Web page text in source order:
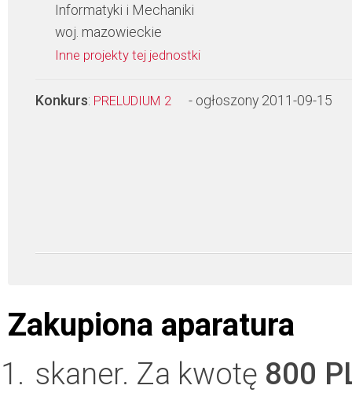
Informatyki i Mechaniki
woj. mazowieckie
Inne projekty tej jednostki
Konkurs: PRELUDIUM 2 - ogłoszony 2011-09-15
Zakupiona aparatura
skaner. Za kwotę 800